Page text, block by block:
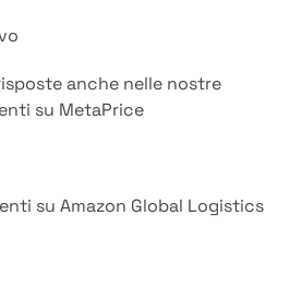
anche nelle nostre
su MetaPrice
su Amazon Global Logistics